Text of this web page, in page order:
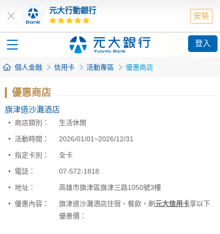
元大行動銀行
安裝
登入
個人金融 信用卡 活動專區 優惠商店
優惠商店
旗津道沙灘酒店
商店類別： 生活休閒
活動時間： 2026/01/01~2026/12/31
指定卡別： 全卡
電話： 07-572-1818
地址： 高雄市旗津區旗津三路1050號3樓
優惠內容： 旗津道沙灘酒店住宿、餐飲，刷 元大信用卡享以下
優惠價：